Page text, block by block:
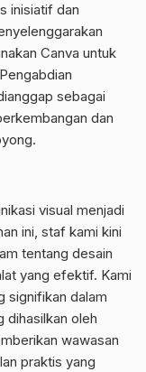
inisiatif dan
Canva untuk
sebagai
dan
visual menjadi
ini, staf kami kini
tentang desain
yang efektif. Kami
signifikan dalam
dihasilkan oleh
wawasan
praktis yang